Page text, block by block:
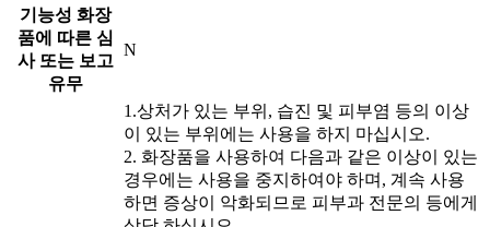
기능성 화장
품에 따른 심
사 또는 보고
유무
N
1.상처가 있는 부위, 습진 및 피부염 등의 이상
이 있는 부위에는 사용을 하지 마십시오.
2. 화장품을 사용하여 다음과 같은 이상이 있는
경우에는 사용을 중지하여야 하며, 계속 사용
하면 증상이 악화되므로 피부과 전문의 등에게